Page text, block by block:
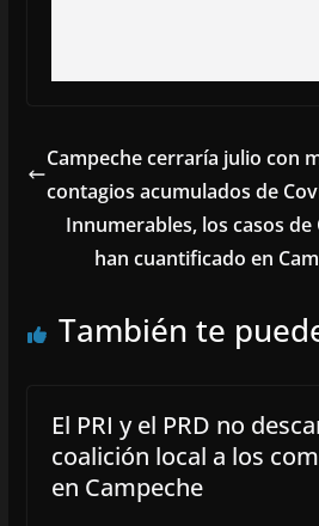
Campeche cerraría julio con
contagios acumulados de
Innumerables, los casos de
han cuantificado en
También te
El PRI y el PRD no
coalición local a los
en Campeche